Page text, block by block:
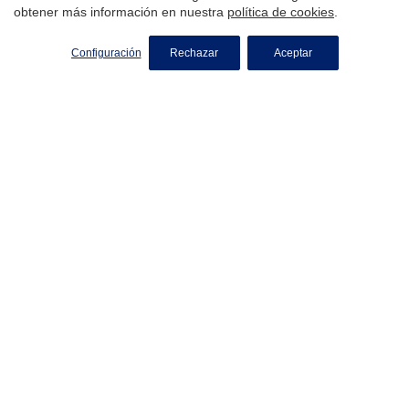
Blog
obtener más información en nuestra política de cookies
Configuración Rechazar Aceptar